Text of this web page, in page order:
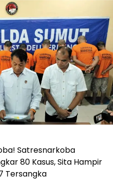
Satresnarkoba
80 Kasus, Sita Hampir
Tersangka